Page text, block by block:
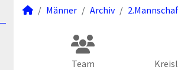
Männer Archiv
Team